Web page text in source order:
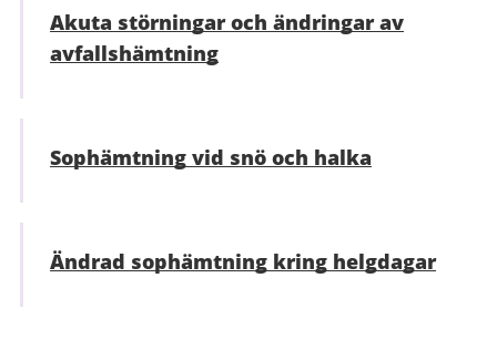
Akuta störningar och ändringar av
avfallshämtning
Sophämtning vid snö och halka
Ändrad sophämtning kring helgdagar